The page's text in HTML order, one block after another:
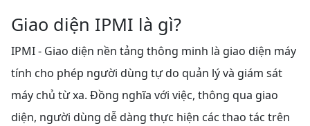
Giao diện IPMI là gì?
IPMI - Giao diện nền tảng thông minh là giao diện máy
tính cho phép người dùng tự do quản lý và giám sát
máy chủ từ xa. Đồng nghĩa với việc, thông qua giao
diện, người dùng dễ dàng thực hiện các thao tác trên